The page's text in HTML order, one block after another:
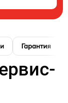
Гарантия